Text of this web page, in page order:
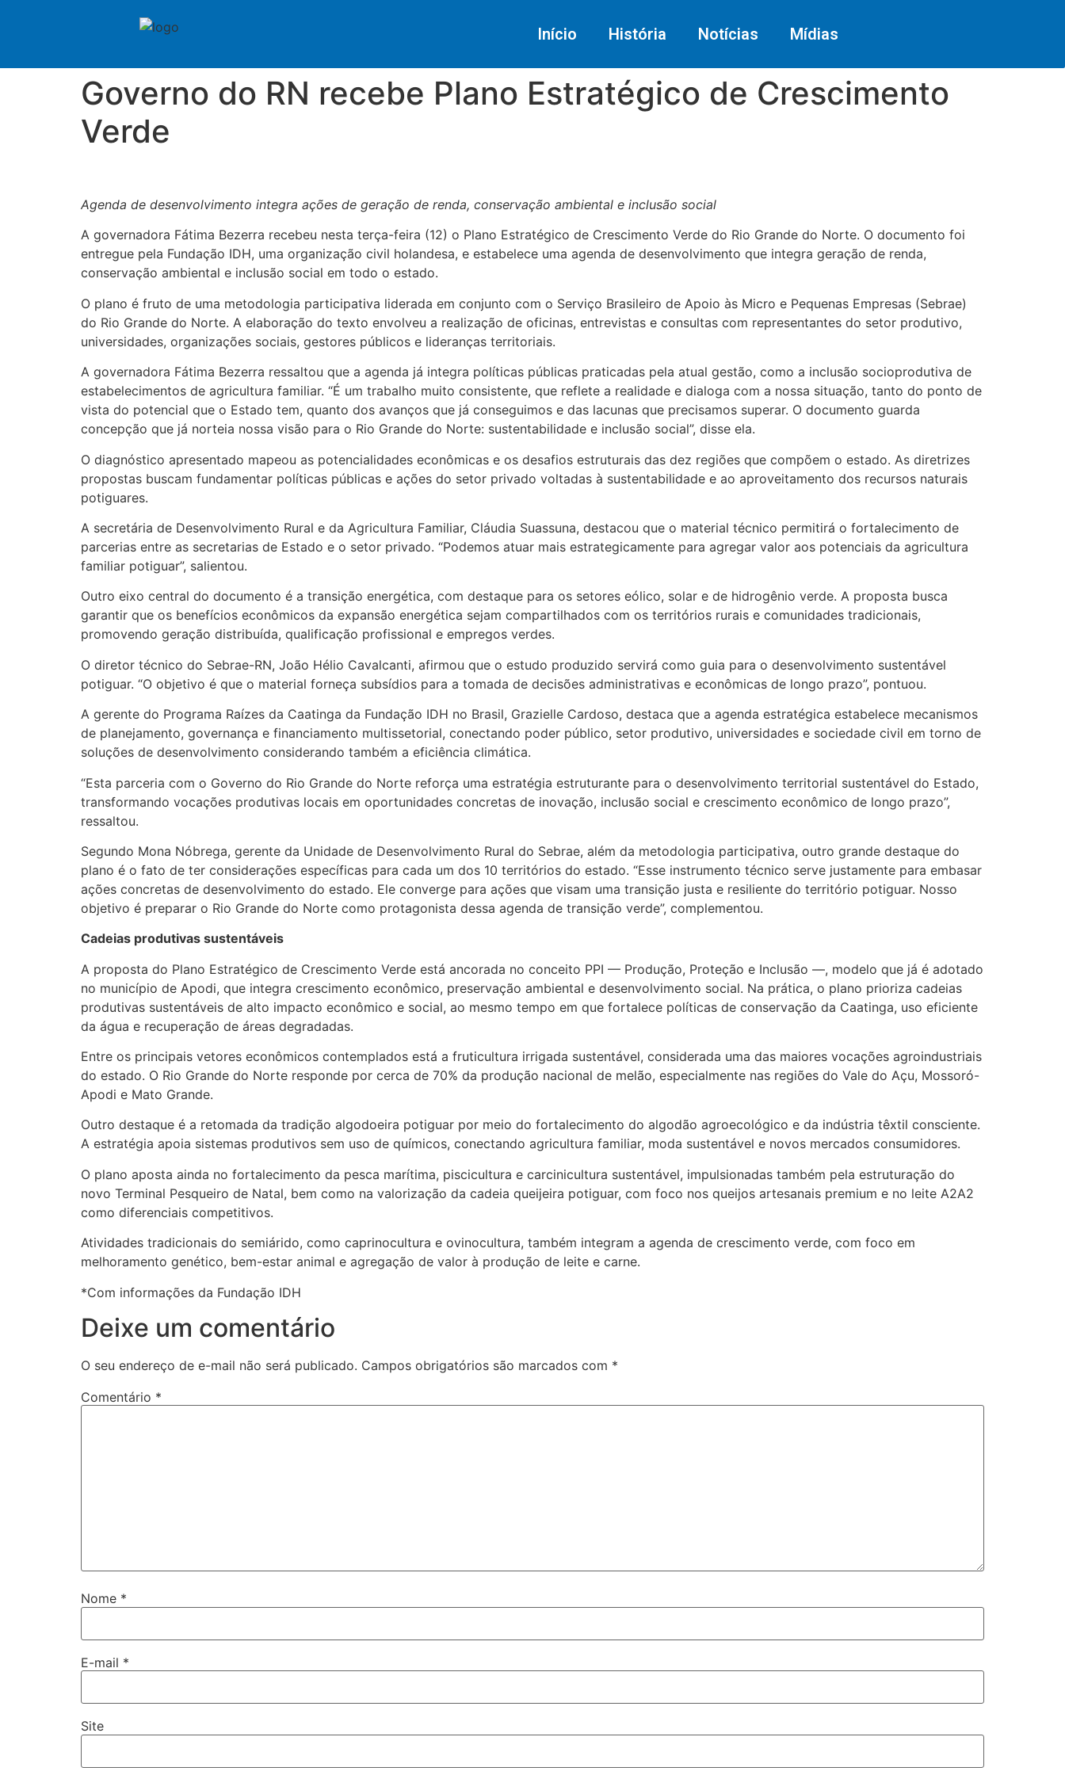
Início História Notícias Mídias
Governo do RN recebe Plano Estratégico de Crescimento
Verde
Agenda de desenvolvimento integra ações de geração de renda, conservação ambiental e inclusão social
A governadora Fátima Bezerra recebeu nesta terça-feira (12) o Plano Estratégico de Crescimento Verde do Rio Grande do Norte. O documento foi
entregue pela Fundação IDH, uma organização civil holandesa, e estabelece uma agenda de desenvolvimento que integra geração de renda,
conservação ambiental e inclusão social em todo o estado.
O plano é fruto de uma metodologia participativa liderada em conjunto com o Serviço Brasileiro de Apoio às Micro e Pequenas Empresas (Sebrae)
do Rio Grande do Norte. A elaboração do texto envolveu a realização de oficinas, entrevistas e consultas com representantes do setor produtivo,
universidades, organizações sociais, gestores públicos e lideranças territoriais.
A governadora Fátima Bezerra ressaltou que a agenda já integra políticas públicas praticadas pela atual gestão, como a inclusão socioprodutiva de
estabelecimentos de agricultura familiar. “É um trabalho muito consistente, que reflete a realidade e dialoga com a nossa situação, tanto do ponto de
vista do potencial que o Estado tem, quanto dos avanços que já conseguimos e das lacunas que precisamos superar. O documento guarda
concepção que já norteia nossa visão para o Rio Grande do Norte: sustentabilidade e inclusão social”, disse ela.
O diagnóstico apresentado mapeou as potencialidades econômicas e os desafios estruturais das dez regiões que compõem o estado. As diretrizes
propostas buscam fundamentar políticas públicas e ações do setor privado voltadas à sustentabilidade e ao aproveitamento dos recursos naturais
potiguares.
A secretária de Desenvolvimento Rural e da Agricultura Familiar, Cláudia Suassuna, destacou que o material técnico permitirá o fortalecimento de
parcerias entre as secretarias de Estado e o setor privado. “Podemos atuar mais estrategicamente para agregar valor aos potenciais da agricultura
familiar potiguar”, salientou.
Outro eixo central do documento é a transição energética, com destaque para os setores eólico, solar e de hidrogênio verde. A proposta busca
garantir que os benefícios econômicos da expansão energética sejam compartilhados com os territórios rurais e comunidades tradicionais,
promovendo geração distribuída, qualificação profissional e empregos verdes.
O diretor técnico do Sebrae-RN, João Hélio Cavalcanti, afirmou que o estudo produzido servirá como guia para o desenvolvimento sustentável
potiguar. “O objetivo é que o material forneça subsídios para a tomada de decisões administrativas e econômicas de longo prazo”, pontuou.
A gerente do Programa Raízes da Caatinga da Fundação IDH no Brasil, Grazielle Cardoso, destaca que a agenda estratégica estabelece mecanismos
de planejamento, governança e financiamento multissetorial, conectando poder público, setor produtivo, universidades e sociedade civil em torno de
soluções de desenvolvimento considerando também a eficiência climática.
“Esta parceria com o Governo do Rio Grande do Norte reforça uma estratégia estruturante para o desenvolvimento territorial sustentável do Estado,
transformando vocações produtivas locais em oportunidades concretas de inovação, inclusão social e crescimento econômico de longo prazo”,
ressaltou.
Segundo Mona Nóbrega, gerente da Unidade de Desenvolvimento Rural do Sebrae, além da metodologia participativa, outro grande destaque do
plano é o fato de ter considerações específicas para cada um dos 10 territórios do estado. “Esse instrumento técnico serve justamente para embasar
ações concretas de desenvolvimento do estado. Ele converge para ações que visam uma transição justa e resiliente do território potiguar. Nosso
objetivo é preparar o Rio Grande do Norte como protagonista dessa agenda de transição verde”, complementou.
Cadeias produtivas sustentáveis
A proposta do Plano Estratégico de Crescimento Verde está ancorada no conceito PPI — Produção, Proteção e Inclusão —, modelo que já é adotado
no município de Apodi, que integra crescimento econômico, preservação ambiental e desenvolvimento social. Na prática, o plano prioriza cadeias
produtivas sustentáveis de alto impacto econômico e social, ao mesmo tempo em que fortalece políticas de conservação da Caatinga, uso eficiente
da água e recuperação de áreas degradadas.
Entre os principais vetores econômicos contemplados está a fruticultura irrigada sustentável, considerada uma das maiores vocações agroindustriais
do estado. O Rio Grande do Norte responde por cerca de 70% da produção nacional de melão, especialmente nas regiões do Vale do Açu, Mossoró-
Apodi e Mato Grande.
Outro destaque é a retomada da tradição algodoeira potiguar por meio do fortalecimento do algodão agroecológico e da indústria têxtil consciente.
A estratégia apoia sistemas produtivos sem uso de químicos, conectando agricultura familiar, moda sustentável e novos mercados consumidores.
O plano aposta ainda no fortalecimento da pesca marítima, piscicultura e carcinicultura sustentável, impulsionadas também pela estruturação do
novo Terminal Pesqueiro de Natal, bem como na valorização da cadeia queijeira potiguar, com foco nos queijos artesanais premium e no leite A2A2
como diferenciais competitivos.
Atividades tradicionais do semiárido, como caprinocultura e ovinocultura, também integram a agenda de crescimento verde, com foco em
melhoramento genético, bem-estar animal e agregação de valor à produção de leite e carne.
*Com informações da Fundação IDH
Deixe um comentário
O seu endereço de e-mail não será publicado. Campos obrigatórios são marcados com *
Comentário *
Nome *
E-mail *
Site